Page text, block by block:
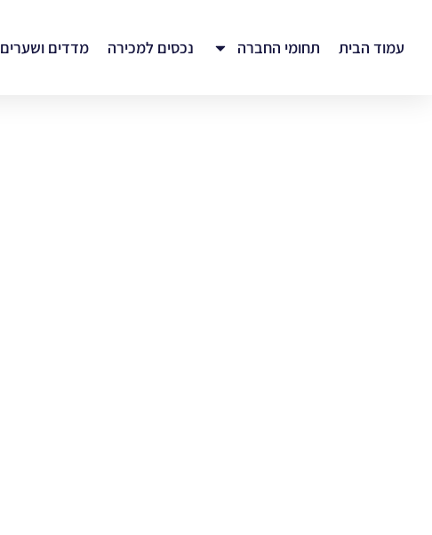
עמוד הבית תחומי החברה נכסים למכירה מדדים ושערים